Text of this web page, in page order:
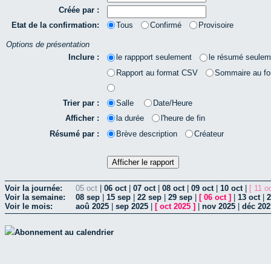
Créée par :
Etat de la confirmation:
Tous Confirmé Provisoire
Options de présentation
Inclure :
le rappport seulement
le résumé
Rapport au format CSV
Sommaire au
Trier par : Salle
Date/Heure
Afficher :
la durée
l'heure de fin
Résumé par :
Brève description Créateur
Voir la journée: 05 oct 06 oct 07 oct 08 oct 09 oct 10 oct
[ 11
Voir la semaine:
08 sep 15 sep 22 sep 29 sep [ 06 oct ] 13 oct
Voir le mois:
aoû 2025 sep 2025 [ oct 2025 ] nov 2025 déc
Abonnement au calendrier